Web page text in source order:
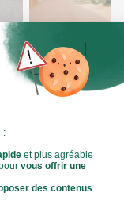
Comment
Pour 100g